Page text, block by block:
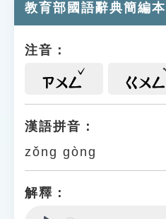
單字索引
遊戲專區
貓頭鷹博士
教育部國語辭典簡編本
注音：
ㄗㄨㄥ ㄍㄨㄥ
漢語拼音：
zǒng gòng
解釋：